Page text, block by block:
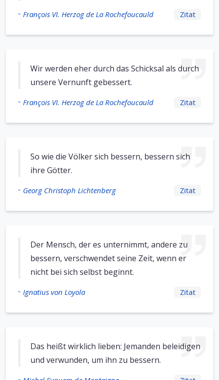
- François VI. Herzog de La Rochefoucauld Zitat
Wir werden eher durch das Schicksal als durch
unsere Vernunft gebessert.
- François VI. Herzog de La Rochefoucauld Zitat
So wie die Völker sich bessern, bessern sich
ihre Götter.
- Georg Christoph Lichtenberg Zitat
Der Mensch, der es unternimmt, andere zu
bessern, verschwendet seine Zeit, wenn er
nicht bei sich selbst beginnt.
- Ignatius von Loyola Zitat
Das heißt wirklich lieben: Jemanden beleidigen
und verwunden, um ihn zu bessern.